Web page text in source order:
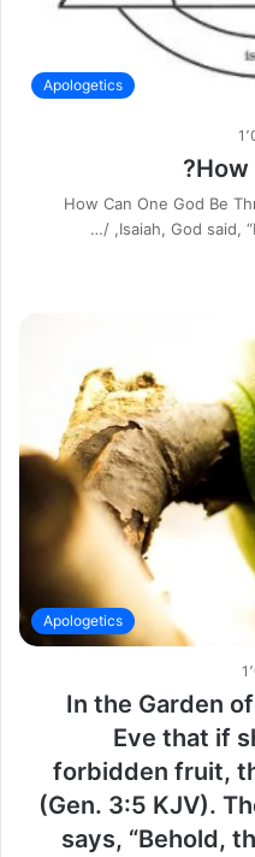
Apologetics
How
How Can One God Be
Isaiah, God said,
Apologetics
In the Garden
Eve that if
forbidden fruit,
(Gen. 3:5 KJV).
says, “Behold,